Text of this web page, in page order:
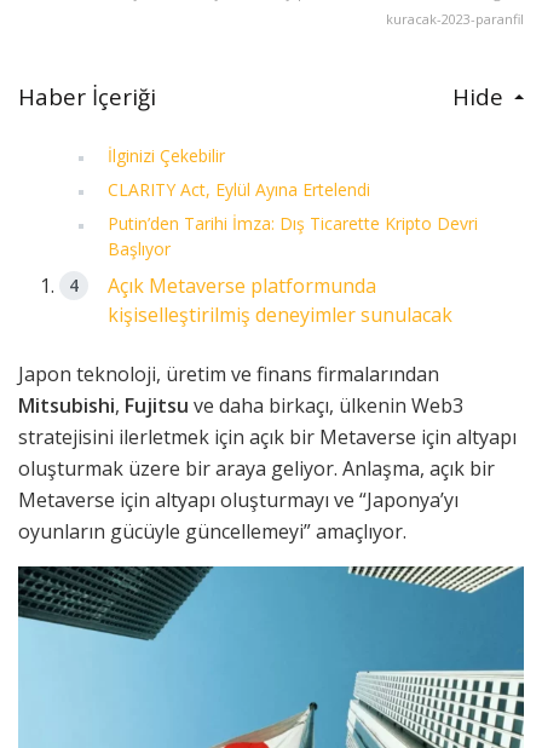
kuracak-2023-paranfil
Haber İçeriği Hide
İlginizi Çekebilir
CLARITY Act, Eylül Ayına Ertelendi
Putin’den Tarihi İmza: Dış Ticarette Kripto Devri
Başlıyor
Açık Metaverse platformunda
kişiselleştirilmiş deneyimler sunulacak
Japon teknoloji, üretim ve finans firmalarından
Mitsubishi, Fujitsu ve daha birkaçı, ülkenin Web3
stratejisini ilerletmek için açık bir Metaverse için altyapı
oluşturmak üzere bir araya geliyor. Anlaşma, açık bir
Metaverse için altyapı oluşturmayı ve “Japonya’yı
oyunların gücüyle güncellemeyi” amaçlıyor.